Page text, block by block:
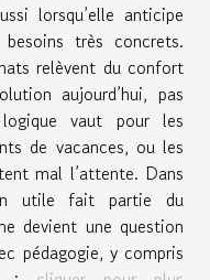
lorsqu’elle anticipe
très concrets.
relèvent du confort
aujourd’hui, pas
vaut pour les
de vacances, ou les
mal l’attente. Dans
utile fait partie du
devient une question
pédagogie, y compris